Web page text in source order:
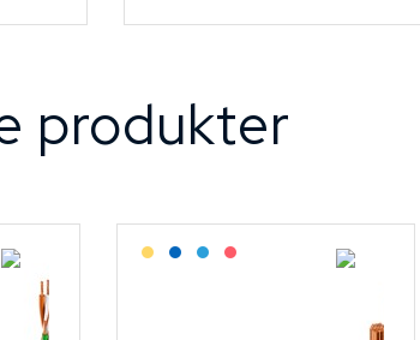
produkter
Lagerført: Grossist
Lagerført: NEK Kabel
Bestilling: 2-3 uker
På forespørsel